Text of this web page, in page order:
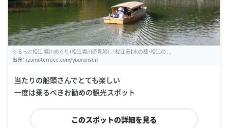
ぐるっと松江 堀川めぐり（松江堀川遊覧船）／松江市】水の都・松江の ...
出典： izumoterrace.com/yuuransen
当たりの船頭さんでとても楽しい
一度は乗るべきお勧めの観光スポット
このスポットの詳細を見る